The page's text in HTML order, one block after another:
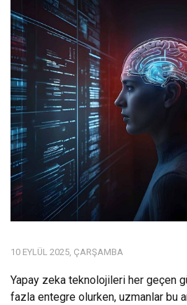
10 EYLÜL 2025, ÇARŞAMBA
Yapay zeka teknolojileri her geçen
fazla entegre olurken, uzmanlar bu